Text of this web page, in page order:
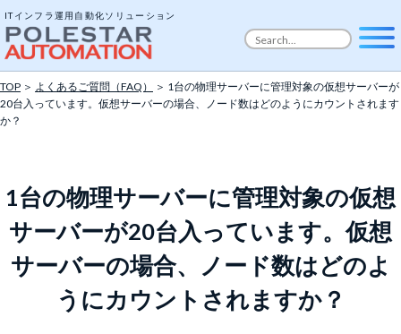
ITインフラ運用自動化ソリューション
TOP ＞ よくあるご質問（FAQ）
＞ 1台の物理サーバーに管理対象の仮想サーバーが
20台入っています。仮想サーバーの場合、ノード数はどのようにカウントされます
か？
1台の物理サーバーに管理対象の仮想
サーバーが20台入っています。仮想
サーバーの場合、ノード数はどのよ
うにカウントされますか？